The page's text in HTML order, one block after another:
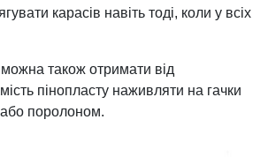
карасів навіть тоді, коли у всіх
можна також отримати від
пінопласту наживляти на гачки
поролоном.